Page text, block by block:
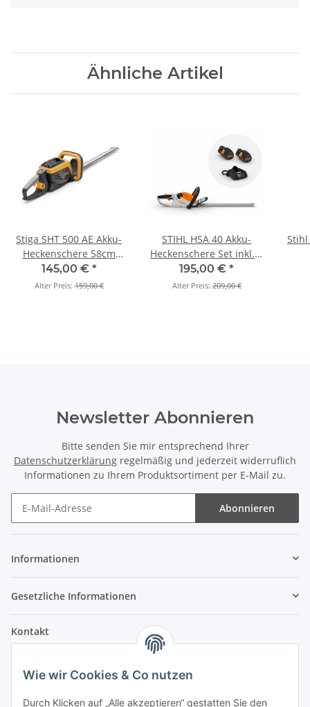
Ähnliche Artikel
Stiga SHT 500 AE Akku-
Heckenschere 58cm
(Grundgerät)
145,00 € *
Alter Preis:159,00 €
STIHL HSA 40 Akku-
Heckenschere Set inkl. 2
x AS 2 Akku und AL 1
195,00 € *
Alter Preis:209,00 €
Stihl
Newsletter Abonnieren
Bitte senden Sie mir entsprechend Ihrer
Datenschutzerklärung regelmäßig und jederzeit widerruflich
Informationen zu Ihrem Produktsortiment per E-Mail zu.
Abonnieren
Informationen
Gesetzliche Informationen
Kontakt
Im Weiherfeld 10
Wie wir Cookies & Co nutzen
Durch Klicken auf „Alle akzeptieren“ gestatten Sie den